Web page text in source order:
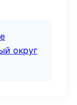
округ